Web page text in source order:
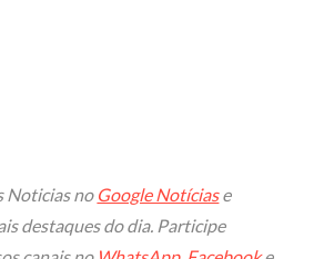
Noticias no Google Notíciase
destaques do dia. Participe